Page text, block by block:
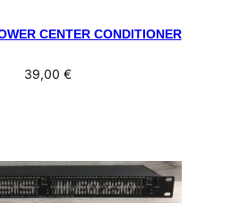
CENTER CONDITIONER
39,00 €